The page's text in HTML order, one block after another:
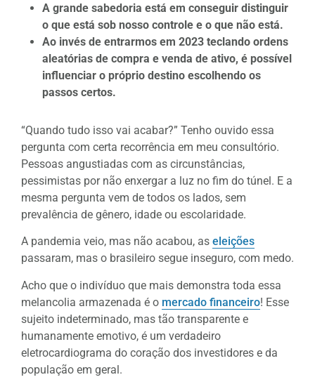
A grande sabedoria está em conseguir distinguir
o que está sob nosso controle e o que não está.
Ao invés de entrarmos em 2023 teclando ordens
aleatórias de compra e venda de ativo, é possível
influenciar o próprio destino escolhendo os
passos certos.
“Quando tudo isso vai acabar?” Tenho ouvido essa
pergunta com certa recorrência em meu consultório.
Pessoas angustiadas com as circunstâncias,
pessimistas por não enxergar a luz no fim do túnel. E a
mesma pergunta vem de todos os lados, sem
prevalência de gênero, idade ou escolaridade.
A pandemia veio, mas não acabou, as eleições
passaram, mas o brasileiro segue inseguro, com medo.
Acho que o indivíduo que mais demonstra toda essa
melancolia armazenada é o mercado financeiro! Esse
sujeito indeterminado, mas tão transparente e
humanamente emotivo, é um verdadeiro
eletrocardiograma do coração dos investidores e da
população em geral.